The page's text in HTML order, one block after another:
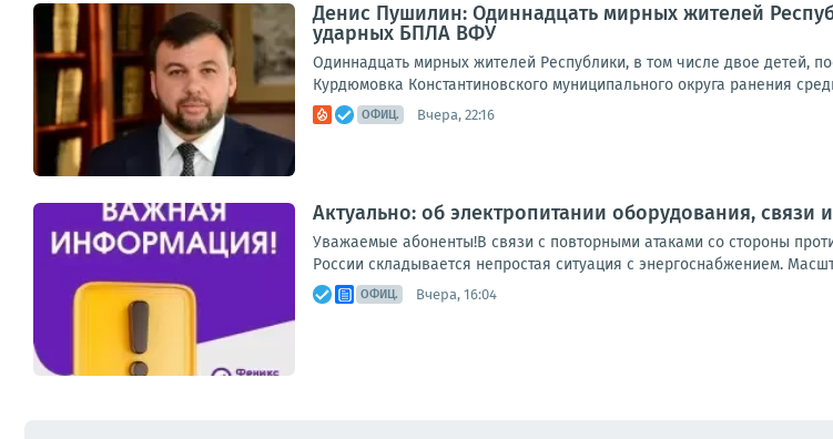
Денис Пушилин: Одиннадцать мирных жителей
ударных БПЛА ВФУ
Одиннадцать мирных жителей Республики, в том числе двое детей,
Курдюмовка Константиновского муниципального округа ранения
ОФИЦ. Вчера, 22:16
Актуально: об электропитании оборудования,
Уважаемые абоненты!В связи с повторными атаками со стороны
России складывается непростая ситуация с энергоснабжением.
ОФИЦ. Вчера, 16:04